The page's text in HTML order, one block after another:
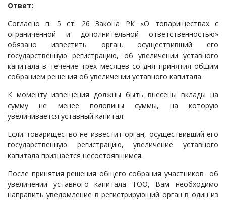
Некоммерческие организации
Лицензирование (разрешения и уведомления)
Исполнительное производство
Судопроизводство
Ответы государственных органов
Ответ:
Согласно п. 5 ст. 26 Закона РК «О товариществах с
ограниченной и дополнительной ответственностью»
обязано известить орган, осуществивший его
государственную регистрацию, об увеличении уставного
капитала в течение трех месяцев со дня принятия общим
собранием решения об увеличении уставного капитала.
К моменту извещения должны быть внесены вклады на
сумму не менее половины суммы, на которую
увеличивается уставный капитал.
Если товарищество не известит орган, осуществивший его
государственную регистрацию, увеличение уставного
капитала признается несостоявшимся.
После принятия решения общего собрания участников об
увеличении уставного капитала ТОО, Вам необходимо
направить уведомление в регистрирующий орган в один из